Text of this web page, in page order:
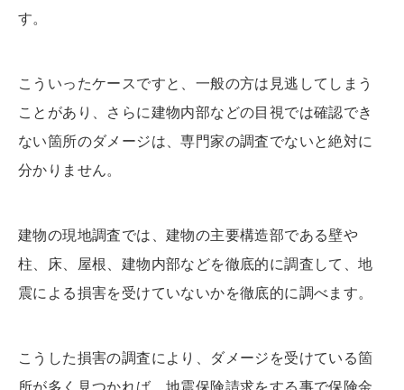
す。
こういったケースですと、一般の方は見逃してしまう
ことがあり、さらに建物内部などの目視では確認でき
ない箇所のダメージは、専門家の調査でないと絶対に
分かりません。
建物の現地調査では、建物の主要構造部である壁や
柱、床、屋根、建物内部などを徹底的に調査して、地
震による損害を受けていないかを徹底的に調べます。
こうした損害の調査により、ダメージを受けている箇
所が多く見つかれば、地震保険請求をする事で保険金